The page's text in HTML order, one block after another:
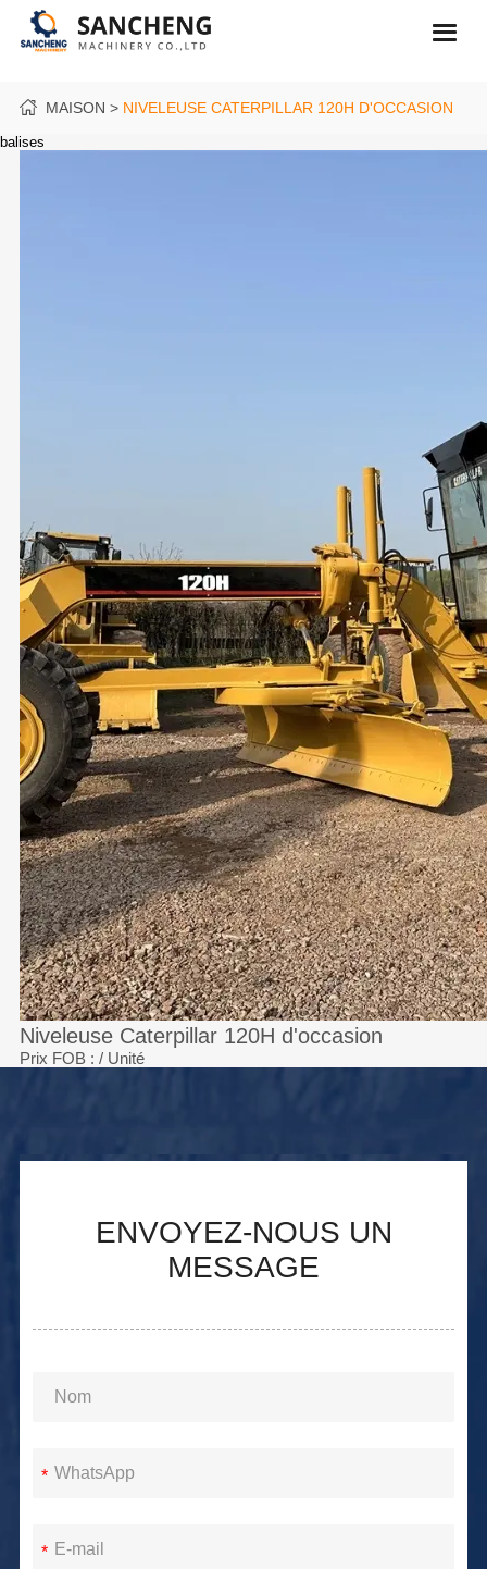
MAISON NIVELEUSE CATERPILLAR 120H D'OCCASION
balises
Niveleuse Caterpillar 120H d'occasion
Prix FOB : / Unité
ENVOYEZ-NOUS UN
MESSAGE
*
*